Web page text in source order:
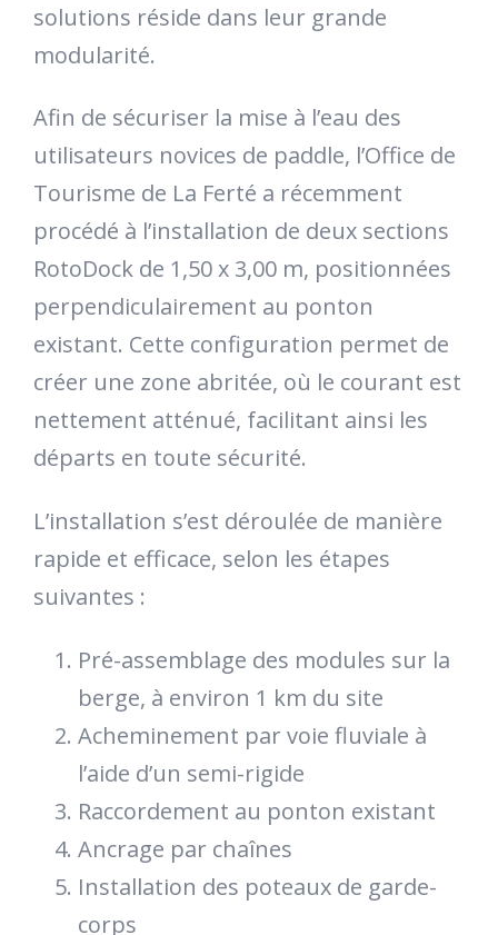
solutions réside dans leur grande
modularité.
Afin de sécuriser la mise à l’eau des
utilisateurs novices de paddle, l’Office de
Tourisme de La Ferté a récemment
procédé à l’installation de deux sections
RotoDock de 1,50 x 3,00 m, positionnées
perpendiculairement au ponton
existant. Cette configuration permet de
créer une zone abritée, où le courant est
nettement atténué, facilitant ainsi les
départs en toute sécurité.
L’installation s’est déroulée de manière
rapide et efficace, selon les étapes
suivantes :
Pré-assemblage des modules sur la
berge, à environ 1 km du site
Acheminement par voie fluviale à
l’aide d’un semi-rigide
Raccordement au ponton existant
Ancrage par chaînes
Installation des poteaux de garde-
corps